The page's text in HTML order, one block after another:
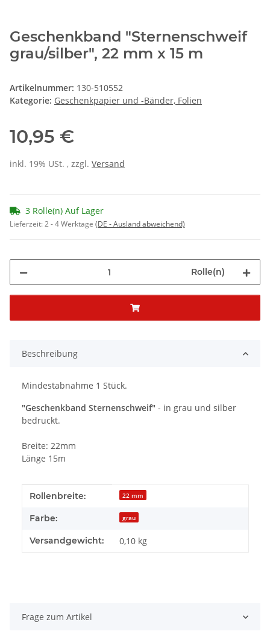
Geschenkband "Sternenschweif
grau/silber", 22 mm x 15 m
Artikelnummer: 130-510552
Kategorie: Geschenkpapier und -Bänder, Folien
10,95 €
inkl. 19% USt. , zzgl. Versand
3 Rolle(n) Auf Lager
Lieferzeit:2 - 4 Werktage (DE - Ausland abweichend)
Rolle(n)
Beschreibung
Mindestabnahme 1 Stück.
"Geschenkband Sternenschweif" - in grau und silber
bedruckt.
Breite: 22mm
Länge 15m
Produkteigenschaft
Wert
Rollenbreite: 22 mm
Farbe: grau
Versandgewicht: 0,10 kg
Frage zum Artikel